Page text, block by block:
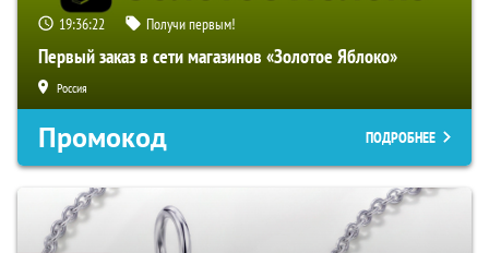
19:36:22 Получи первым!
Первый заказ в сети магазинов «Золотое Яблоко»
Россия
Промокод ПОДРОБНЕЕ